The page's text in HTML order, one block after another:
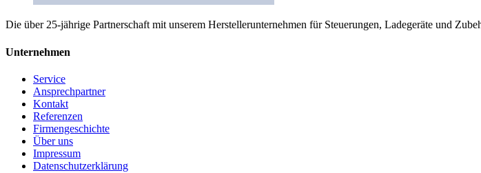
Die über 25-jährige Partnerschaft mit unserem Herstellerunternehmen für Steuerungen, Ladegeräte und
Unternehmen
Service
Ansprechpartner
Kontakt
Referenzen
Firmengeschichte
Über uns
Impressum
Datenschutzerklärung